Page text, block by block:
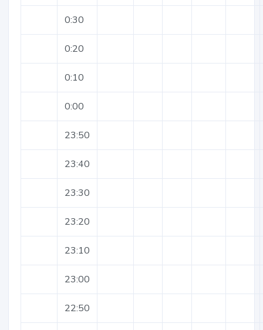
0:30
0:20
0:10
0:00
23:50
23:40
23:30
23:20
23:10
23:00
22:50